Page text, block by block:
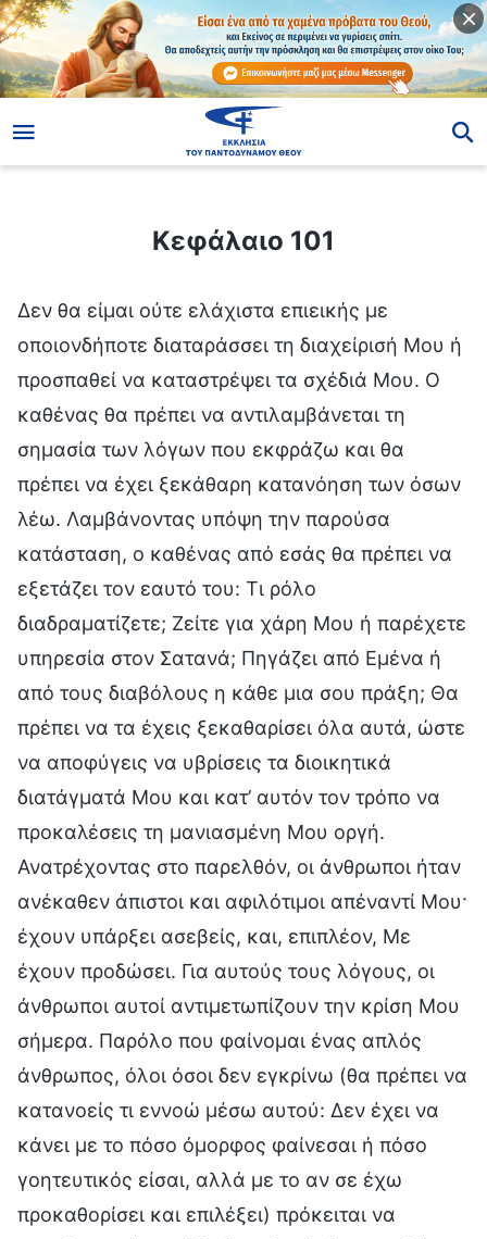
Κεφάλαιο 101
Δεν θα είμαι ούτε ελάχιστα επιεικής με
οποιονδήποτε διαταράσσει τη διαχείρισή Μου ή
προσπαθεί να καταστρέψει τα σχέδιά Μου. Ο
καθένας θα πρέπει να αντιλαμβάνεται τη
σημασία των λόγων που εκφράζω και θα
πρέπει να έχει ξεκάθαρη κατανόηση των όσων
λέω. Λαμβάνοντας υπόψη την παρούσα
κατάσταση, ο καθένας από εσάς θα πρέπει να
εξετάζει τον εαυτό του: Τι ρόλο
διαδραματίζετε; Ζείτε για χάρη Μου ή παρέχετε
υπηρεσία στον Σατανά; Πηγάζει από Εμένα ή
από τους διαβόλους η κάθε μια σου πράξη; Θα
πρέπει να τα έχεις ξεκαθαρίσει όλα αυτά, ώστε
να αποφύγεις να υβρίσεις τα διοικητικά
διατάγματά Μου και κατ’ αυτόν τον τρόπο να
προκαλέσεις τη μανιασμένη Μου οργή.
Ανατρέχοντας στο παρελθόν, οι άνθρωποι ήταν
ανέκαθεν άπιστοι και αφιλότιμοι απέναντί Μου·
έχουν υπάρξει ασεβείς, και, επιπλέον, Με
έχουν προδώσει. Για αυτούς τους λόγους, οι
άνθρωποι αυτοί αντιμετωπίζουν την κρίση Μου
σήμερα. Παρόλο που φαίνομαι ένας απλός
άνθρωπος, όλοι όσοι δεν εγκρίνω (θα πρέπει να
κατανοείς τι εννοώ μέσω αυτού: Δεν έχει να
κάνει με το πόσο όμορφος φαίνεσαι ή πόσο
γοητευτικός είσαι, αλλά με το αν σε έχω
προκαθορίσει και επιλέξει) πρόκειται να